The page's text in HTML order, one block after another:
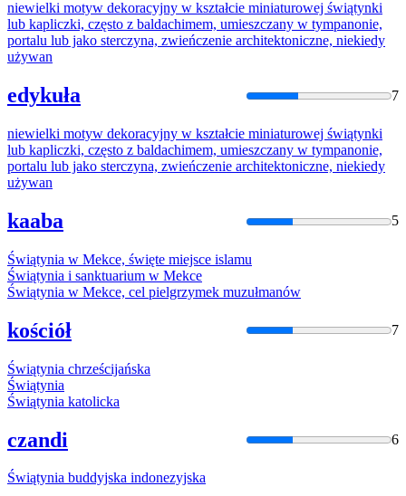
niewielki motyw dekoracyjny w kształcie miniaturowej świątynki
lub kapliczki, często z baldachimem, umieszczany w tympanonie,
portalu lub jako sterczyna, zwieńczenie architektoniczne, niekiedy
używan
edykuła 7
niewielki motyw dekoracyjny w kształcie miniaturowej świątynki
lub kapliczki, często z baldachimem, umieszczany w tympanonie,
portalu lub jako sterczyna, zwieńczenie architektoniczne, niekiedy
używan
kaaba 5
Świątynia w Mekce, święte miejsce islamu
Świątynia i sanktuarium w Mekce
Świątynia w Mekce, cel pielgrzymek muzułmanów
kościół 7
Świątynia chrześcijańska
Świątynia
Świątynia katolicka
czandi 6
Świątynia buddyjska indonezyjska